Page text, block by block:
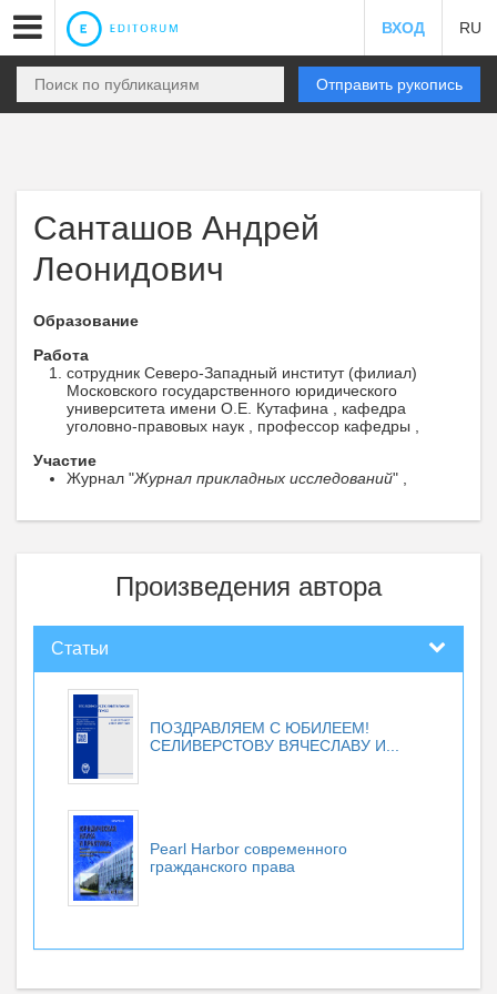
ВХОД RU
Отправить рукопись
Санташов Андрей
Леонидович
Образование
Работа
сотрудник Северо-Западный институт (филиал)
Московского государственного юридического
университета имени О.Е. Кутафина , кафедра
уголовно-правовых наук , профессор кафедры ,
Участие
Журнал "Журнал прикладных исследований" ,
Произведения автора
Статьи
ПОЗДРАВЛЯЕМ С ЮБИЛЕЕМ!
СЕЛИВЕРСТОВУ ВЯЧЕСЛАВУ И...
Pearl Harbor современного
гражданского права